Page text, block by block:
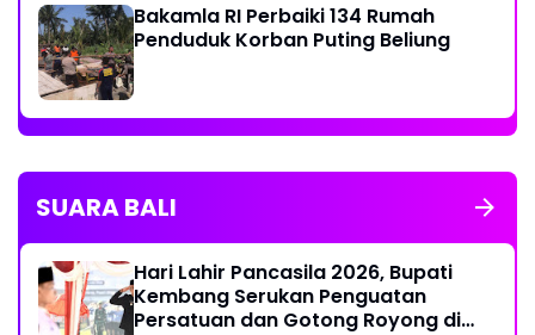
Bakamla RI Perbaiki 134 Rumah
Penduduk Korban Puting Beliung
SUARA BALI
Hari Lahir Pancasila 2026, Bupati
Kembang Serukan Penguatan
Persatuan dan Gotong Royong di